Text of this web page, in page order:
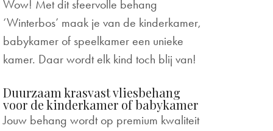
Wow! Met dit sfeervolle behang
‘Winterbos’ maak je van de kinderkamer,
babykamer of speelkamer een unieke
kamer. Daar wordt elk kind toch blij van!
Duurzaam krasvast vliesbehang
voor de kinderkamer of babykamer
Jouw behang wordt op premium kwaliteit